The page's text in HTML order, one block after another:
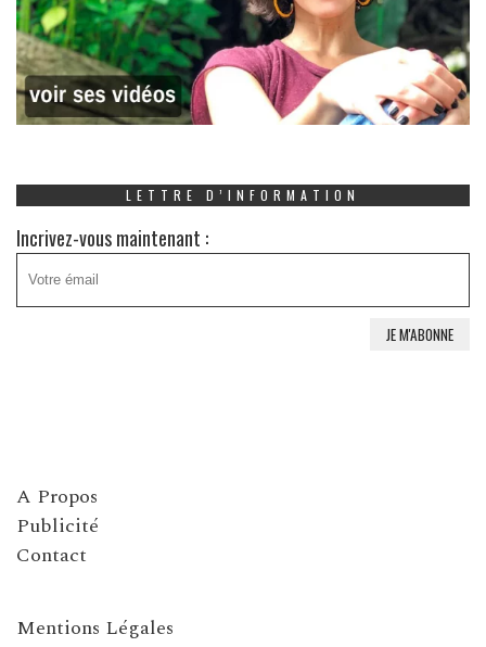
LETTRE D’INFORMATION
Incrivez-vous maintenant :
A Propos
Publicité
Contact
Mentions Légales